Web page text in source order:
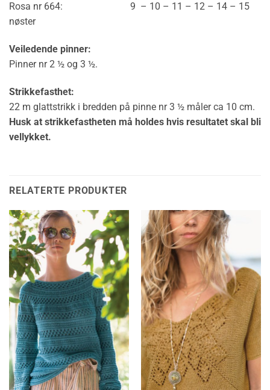
Rosa nr 664: 9 – 10 – 11 – 12 – 14 – 15
nøster
Veiledende pinner:
Pinner nr 2 ½ og 3 ½.
Strikkefasthet:
22 m glattstrikk i bredden på pinne nr 3 ½ måler ca 10 cm.
Husk at strikkefastheten må holdes hvis resultatet skal bli
vellykket.
RELATERTE PRODUKTER